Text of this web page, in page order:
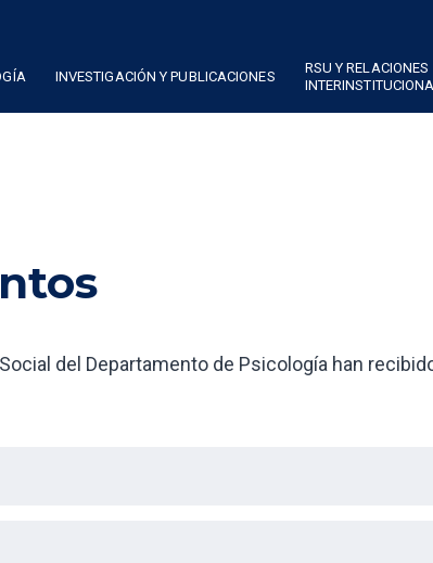
INVESTIGACIÓN Y PUBLICACIONES
RSU Y RELACIONES
del Departamento de Psicología han